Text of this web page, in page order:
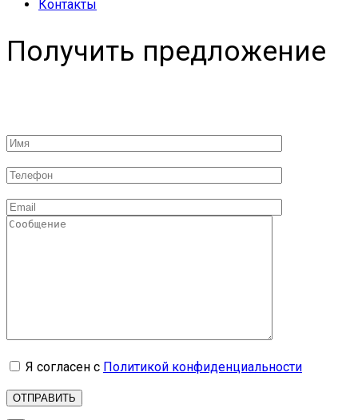
Контакты
Получить предложение
Я согласен с Политикой конфиденциальности